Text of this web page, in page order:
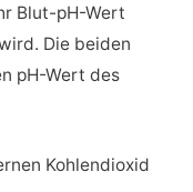
Blut-pH-Wert
Die beiden
pH-Wert des
Kohlendioxid